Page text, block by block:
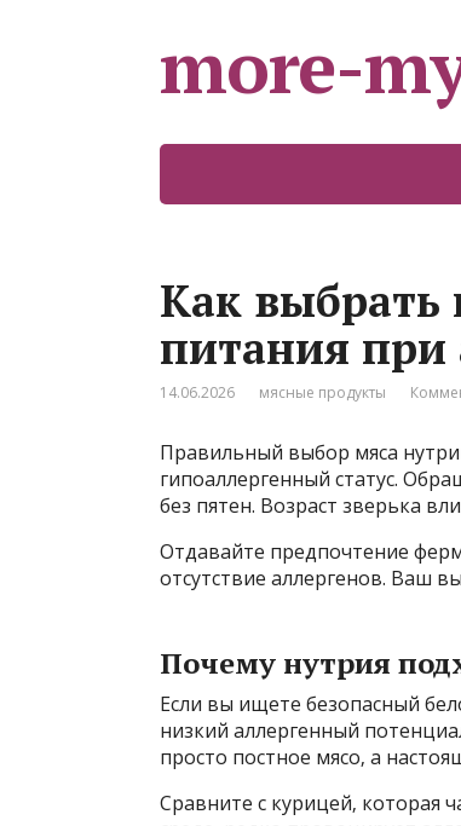
more-
Как выбрать
питания при
14.06.2026 мясные продукты
Правильный выбор мяса
гипоаллергенный статус.
без пятен. Возраст зверька
Отдавайте предпочтение
отсутствие аллергенов. Ваш
Почему нутрия
Если вы ищете безопасный
низкий аллергенный
просто постное мясо‚ а
Сравните с курицей‚ которая